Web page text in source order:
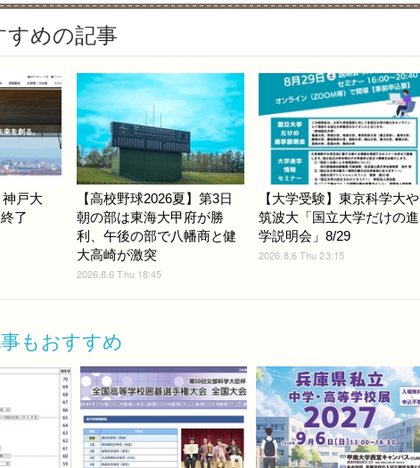
すめの記事
神戸大
了
【高校野球2026夏】第3日
朝の部は東海大甲府が勝
利、午後の部で八幡商と健
大高崎が激突
2026.8.6 Thu 18:45
【大学受験】東京科学大や
筑波大「国立大学だけの進
学説明会」8/29
2026.8.6 Thu 23:15
もおすすめ